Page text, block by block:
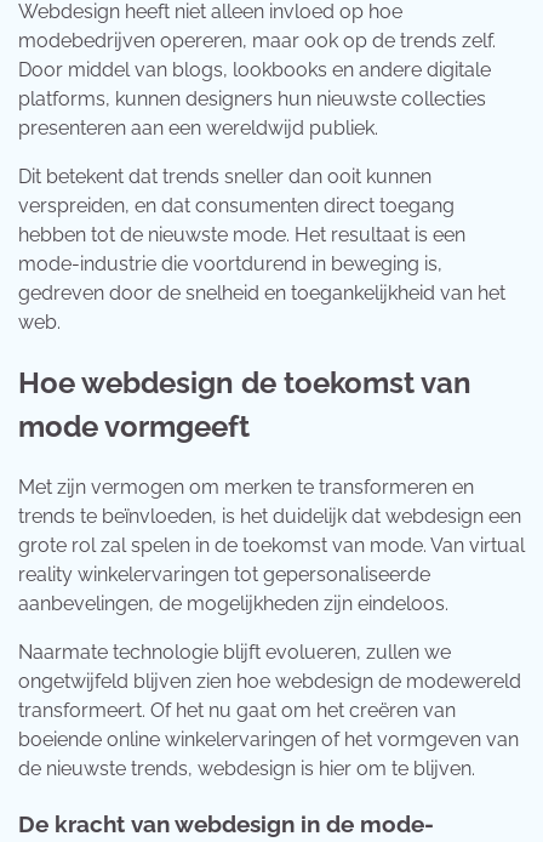
Webdesign heeft niet alleen invloed op hoe
modebedrijven opereren, maar ook op de trends zelf.
Door middel van blogs, lookbooks en andere digitale
platforms, kunnen designers hun nieuwste collecties
presenteren aan een wereldwijd publiek.
Dit betekent dat trends sneller dan ooit kunnen
verspreiden, en dat consumenten direct toegang
hebben tot de nieuwste mode. Het resultaat is een
mode-industrie die voortdurend in beweging is,
gedreven door de snelheid en toegankelijkheid van het
web.
Hoe webdesign de toekomst van
mode vormgeeft
Met zijn vermogen om merken te transformeren en
trends te beïnvloeden, is het duidelijk dat webdesign een
grote rol zal spelen in de toekomst van mode. Van virtual
reality winkelervaringen tot gepersonaliseerde
aanbevelingen, de mogelijkheden zijn eindeloos.
Naarmate technologie blijft evolueren, zullen we
ongetwijfeld blijven zien hoe webdesign de modewereld
transformeert. Of het nu gaat om het creëren van
boeiende online winkelervaringen of het vormgeven van
de nieuwste trends, webdesign is hier om te blijven.
De kracht van webdesign in de mode-